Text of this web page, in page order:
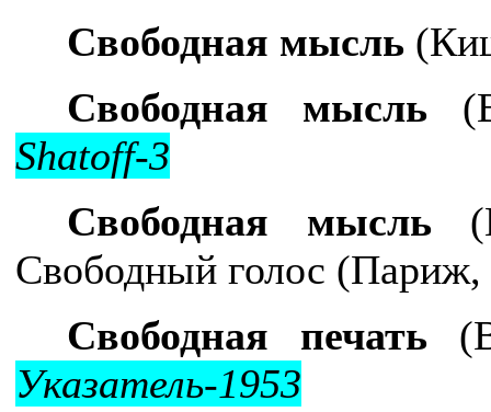
Свободная мысль
Свободная мысль
Shatoff-3
Свободная мысль
Свободный голос
Свободная печать
Указатель-1953